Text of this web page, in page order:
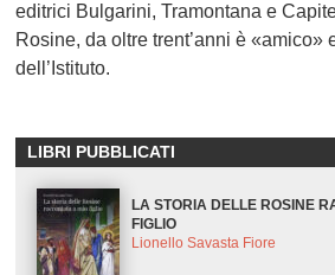
editrici Bulgarini, Tramontana e
Rosine, da oltre trent’anni è «amico»
dell’Istituto.
LIBRI PUBBLICATI
LA STORIA DELLE ROSINE
FIGLIO
Lionello Savasta Fiore